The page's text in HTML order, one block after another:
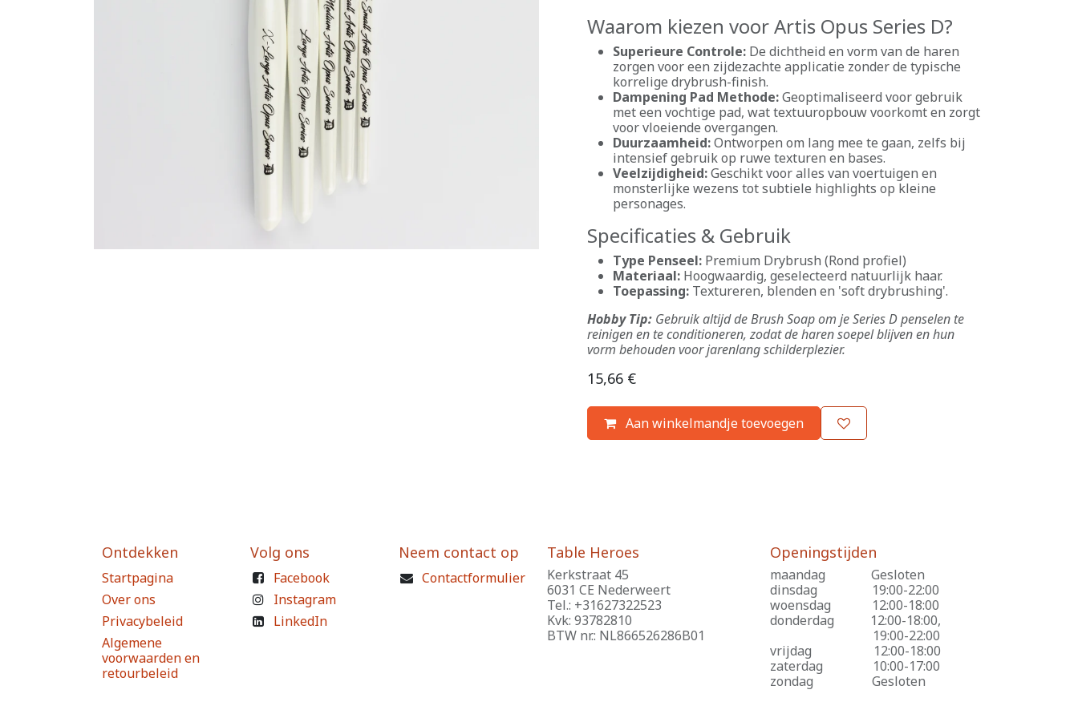
Waarom kiezen voor Artis Opus Series D?
Superieure Controle: De dichtheid en vorm van de haren
zorgen voor een zijdezachte applicatie zonder de typische
korrelige drybrush-finish.
Dampening Pad Methode:Geoptimaliseerd voor gebruik
met een vochtige pad, wat textuuropbouw voorkomt en zorgt
voor vloeiende overgangen.
Duurzaamheid:Ontworpen om lang mee te gaan, zelfs bij
intensief gebruik op ruwe texturen en bases.
Veelzijdigheid:Geschikt voor alles van voertuigen en
monsterlijke wezens tot subtiele highlights op kleine
personages.
Specificaties & Gebruik
Type Penseel: Premium Drybrush (Rond profiel)
Materiaal: Hoogwaardig, geselecteerd natuurlijk haar.
Toepassing: Textureren, blenden en 'soft drybrushing'.
Hobby Tip: Gebruik altijd de Brush Soap om je Series D penselen te
reinigen en te conditioneren, zodat de haren soepel blijven en hun
vorm behouden voor jarenlang schilderplezier.
15,66 €
Aan winkelmandje toevoegen
Ontdekken
Startpagina
Over ons
Privacybeleid
Algemene
voorwaarden en
retourbeleid
Volg ons
Facebook
Instagram
LinkedIn
Neem contact op
Contactformulier
Table Heroes
Kerkstraat 45
6031 CE Nederweert
Tel.: +31627322523
Kvk: 93782810
BTW nr.: NL866526286B01
Openingstijden
maandag
​Gesloten
dinsdag
​19:00-22:00
woensdag
​12:00-18:00
donderdag
​12:00-18:00,
​19:00-22:00
vrijdag
​12:00-18:00
zaterdag
​10:00-17:00
zondag
​Gesloten